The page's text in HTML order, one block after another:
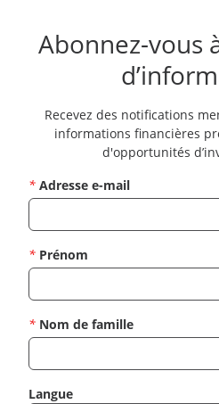
Abonnez-vous
Recevez des notifications
informations financières
d'opportunités
* Adresse e-mail
* Prénom
* Nom de famille
Langue